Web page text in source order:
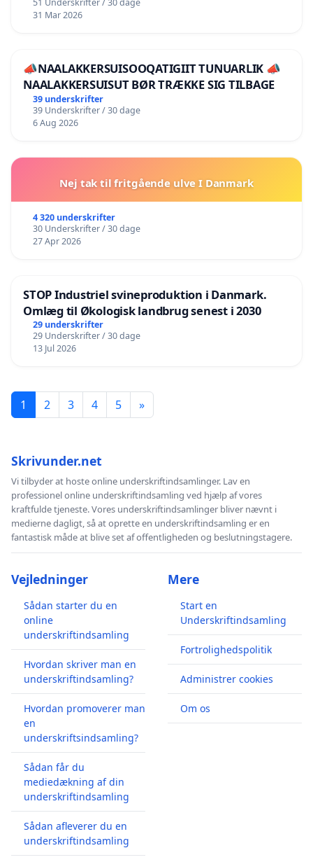
31 Mar 2026
📣NAALAKKERSUISOOQATIGIIT TUNUARLIK 📣
NAALAKKERSUISUT BØR TRÆKKE SIG TILBAGE
39 underskrifter
39 Underskrifter / 30 dage
6 Aug 2026
Nej tak til fritgående ulve I Danmark
4 320 underskrifter
30 Underskrifter / 30 dage
27 Apr 2026
STOP Industriel svineproduktion i Danmark.
Omlæg til Økologisk landbrug senest i 2030
29 underskrifter
29 Underskrifter / 30 dage
13 Jul 2026
1 2 3 4 5 »
Skrivunder.net
Vi tilbyder at hoste online underskriftindsamlinger. Lav en
professionel online underskriftindsamling ved hjælp af vores
kraftfulde tjeneste. Vores underskriftindsamlinger bliver nævnt i
medierne dagligt, så at oprette en underskriftindsamling er en
fantastisk måde at blive set af offentligheden og beslutningstagere.
Vejledninger
Sådan starter du en
online
underskriftindsamling
Hvordan skriver man en
underskriftindsamling?
Hvordan promoverer man
en
underskriftsindsamling?
Sådan får du
mediedækning af din
underskriftindsamling
Sådan afleverer du en
underskriftindsamling
Mere
Start en
Underskriftindsamling
Fortrolighedspolitik
Administrer cookies
Om os